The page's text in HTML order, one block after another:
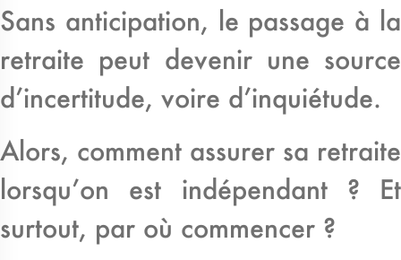
Sans anticipation, le passage à la
retraite peut devenir une source
d’incertitude, voire d’inquiétude.
Alors, comment assurer sa retraite
lorsqu’on est indépendant ? Et
surtout, par où commencer ?